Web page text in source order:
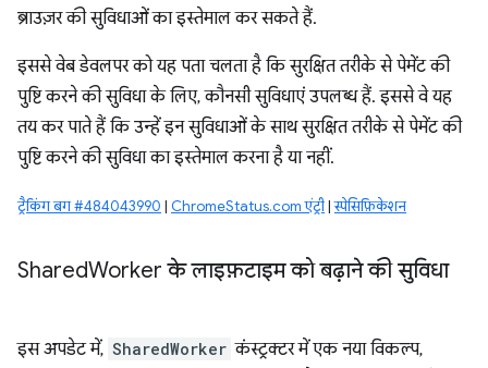
ब्राउज़र की सुविधाओं का इस्तेमाल कर सकते हैं.
इससे वेब डेवलपर को यह पता चलता है कि सुरक्षित तरीके से पेमेंट की
पुष्टि करने की सुविधा के लिए, कौनसी सुविधाएं उपलब्ध हैं. इससे वे यह
तय कर पाते हैं कि उन्हें इन सुविधाओं के साथ सुरक्षित तरीके से पेमेंट की
पुष्टि करने की सुविधा का इस्तेमाल करना है या नहीं.
ट्रैकिंग बग #484043990 | ChromeStatus.com एंट्री|स्पेसिफ़िकेशन
SharedWorker के लाइफ़टाइम को बढ़ाने की सुविधा
इस अपडेट में, SharedWorker कंस्ट्रक्टर में एक नया विकल्प,